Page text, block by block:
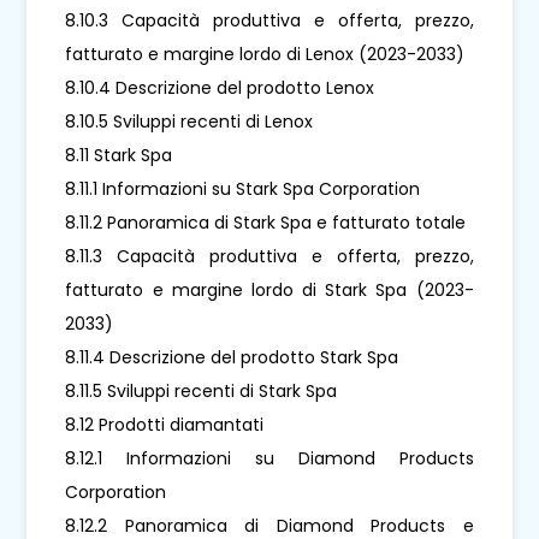
8.10.3 Capacità produttiva e offerta, prezzo,
fatturato e margine lordo di Lenox (2023-2033)
8.10.4 Descrizione del prodotto Lenox
8.10.5 Sviluppi recenti di Lenox
8.11 Stark Spa
8.11.1 Informazioni su Stark Spa Corporation
8.11.2 Panoramica di Stark Spa e fatturato totale
8.11.3 Capacità produttiva e offerta, prezzo,
fatturato e margine lordo di Stark Spa (2023-
2033)
8.11.4 Descrizione del prodotto Stark Spa
8.11.5 Sviluppi recenti di Stark Spa
8.12 Prodotti diamantati
8.12.1 Informazioni su Diamond Products
Corporation
8.12.2 Panoramica di Diamond Products e